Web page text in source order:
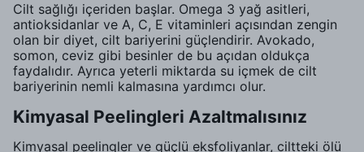
Cilt sağlığı içeriden başlar. Omega 3 yağ asitleri,
antioksidanlar ve A, C, E vitaminleri açısından zengin
olan bir diyet, cilt bariyerini güçlendirir. Avokado,
somon, ceviz gibi besinler de bu açıdan oldukça
faydalıdır. Ayrıca yeterli miktarda su içmek de cilt
bariyerinin nemli kalmasına yardımcı olur.
Kimyasal Peelingleri Azaltmalısınız
Kimyasal peelingler ve güçlü eksfoliyanlar, ciltteki ölü